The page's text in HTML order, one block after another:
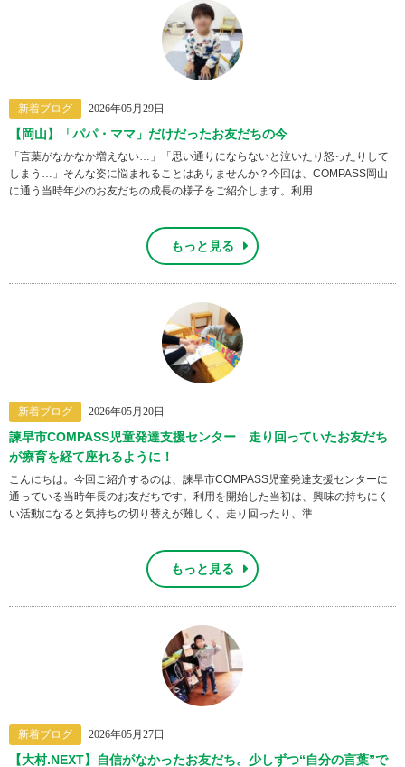
新着ブログ 2026年05月29日
【岡山】「パパ・ママ」だけだったお友だちの今
「言葉がなかなか増えない…」「思い通りにならないと泣いたり怒ったりして
しまう…」そんな姿に悩まれることはありませんか？今回は、COMPASS岡山
に通う当時年少のお友だちの成長の様子をご紹介します。利用
もっと見る
新着ブログ 2026年05月20日
諫早市COMPASS児童発達支援センター 走り回っていたお友だち
が療育を経て座れるように！
こんにちは。今回ご紹介するのは、諫早市COMPASS児童発達支援センターに
通っている当時年長のお友だちです。利用を開始した当初は、興味の持ちにく
い活動になると気持ちの切り替えが難しく、走り回ったり、準
もっと見る
新着ブログ 2026年05月27日
【大村.NEXT】自信がなかったお友だち。少しずつ“自分の言葉”で